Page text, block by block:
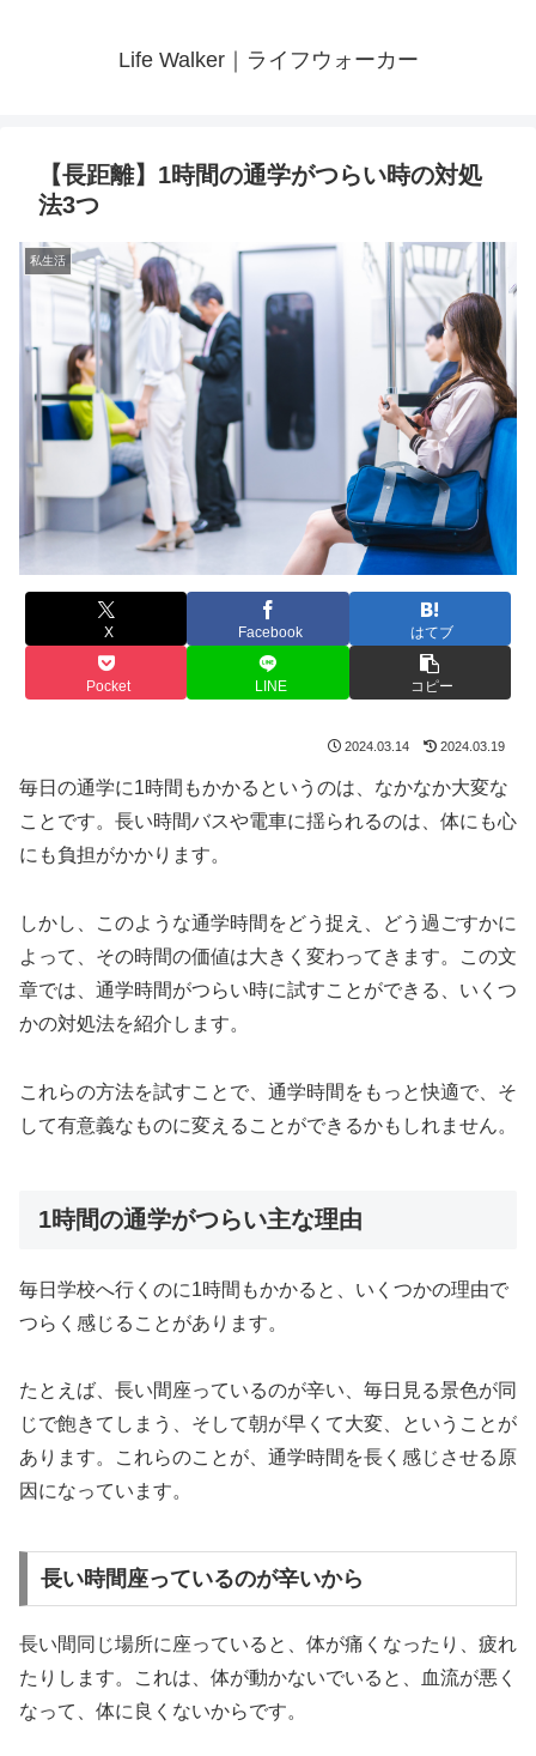
Life Walker｜ライフウォーカー
【長距離】1時間の通学がつらい時の対処
法3つ
私生活
X Facebook はてブ
Pocket LINE コピー
2024.03.14 2024.03.19
毎日の通学に1時間もかかるというのは、なかなか大変な
ことです。長い時間バスや電車に揺られるのは、体にも心
にも負担がかかります。
しかし、このような通学時間をどう捉え、どう過ごすかに
よって、その時間の価値は大きく変わってきます。この文
章では、通学時間がつらい時に試すことができる、いくつ
かの対処法を紹介します。
これらの方法を試すことで、通学時間をもっと快適で、そ
して有意義なものに変えることができるかもしれません。
1時間の通学がつらい主な理由
毎日学校へ行くのに1時間もかかると、いくつかの理由で
つらく感じることがあります。
たとえば、長い間座っているのが辛い、毎日見る景色が同
じで飽きてしまう、そして朝が早くて大変、ということが
あります。これらのことが、通学時間を長く感じさせる原
因になっています。
長い時間座っているのが辛いから
長い間同じ場所に座っていると、体が痛くなったり、疲れ
たりします。これは、体が動かないでいると、
血流が悪く
なって、体に良くないからです。